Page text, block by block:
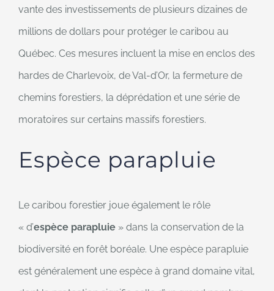
vante des investissements de plusieurs dizaines de
millions de dollars pour protéger le caribou au
Québec. Ces mesures incluent la mise en enclos des
hardes de Charlevoix, de Val-d’Or, la fermeture de
chemins forestiers, la déprédation et une série de
moratoires sur certains massifs forestiers.
Espèce parapluie
Le caribou forestier joue également le rôle
« d’espèce parapluie » dans la conservation de la
biodiversité en forêt boréale. Une espèce parapluie
est généralement une espèce à grand domaine vital,